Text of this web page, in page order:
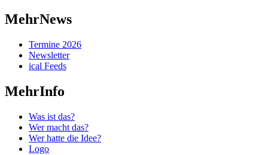
MehrNews
Termine 2026
Newsletter
ical Feeds
MehrInfo
Was ist das?
Wer macht das?
Wer hatte die Idee?
Logo